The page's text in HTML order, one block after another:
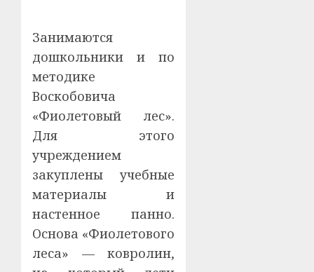
Занимаются
дошкольники и по
методике
Воскобовича
«Фиолетовый лес».
Для этого
учреждением
закуплены учебные
материалы и
настенное панно.
Основа «Фиолетового
леса» — ковролин,